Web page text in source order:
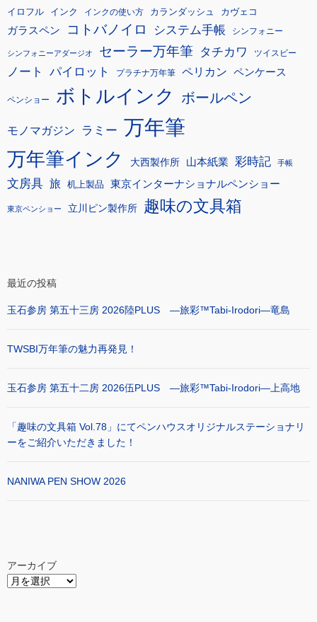
イロフル インク インクの使い方 カランダッシュ カヴェコ
ガラスペン コトバノイロ システム手帳 シンフォニー
シンフォニーアダージオ セーラー万年筆 タチカワ ツイスビー
ノート パイロット プラチナ万年筆 ペリカン ペンケース
ペンショー ボトルインク ボールペン
モノマガジン ラミー 万年筆
万年筆インク 大西製作所 山本紙業 彩時記 手帳
文房具 旅 机上製品 東京インターナショナルペンショー
東京ペンショー 立川ピン製作所 趣味の文具箱
最近の投稿
玉石参房 第五十三房 2026陸PLUS ―旅彩™Tabi-Irodori―竜島
TWSBI万年筆の魅力再発見！
玉石参房 第五十二房 2026伍PLUS ―旅彩™Tabi-Irodori―上高地
「趣味の文具箱 Vol.78」にてペンハウスオリジナルステーショナリ
ーをご紹介いただきました！
NANIWA PEN SHOW 2026
アーカイブ